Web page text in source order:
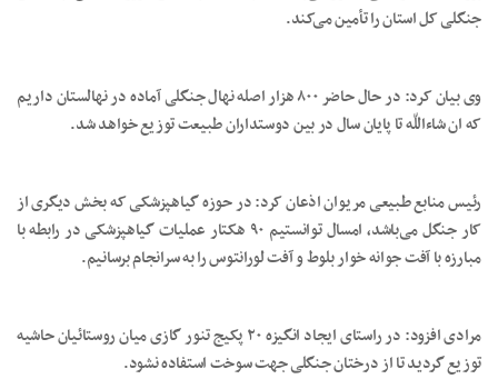
جنگلی کل استان را تأمین می‌کند.
وی بیان کرد: در حال حاضر ۸۰۰ هزار اصله نهال جنگلی آماده در نهالستان داریم
که ان شاءاللّه تا پایان سال در بین دوستداران طبیعت توزیع خواهد شد.
رئیس منابع طبیعی مریوان اذعان کرد: در حوزه گیاهپزشکی که بخش دیگری از
کار جنگل می‌باشد، امسال توانستیم ۹۰ هکتار عملیات گیاهپزشکی در رابطه با
مبارزه با آفت جوانه خوار بلوط و آفت لورانتوس را به سرانجام برسانیم.
مرادی افزود: در راستای ایجاد انگیزه ۲۰ پکیج تنور گازی میان روستائیان حاشیه
توزیع گردید تا از درختان جنگلی جهت سوخت استفاده نشود.